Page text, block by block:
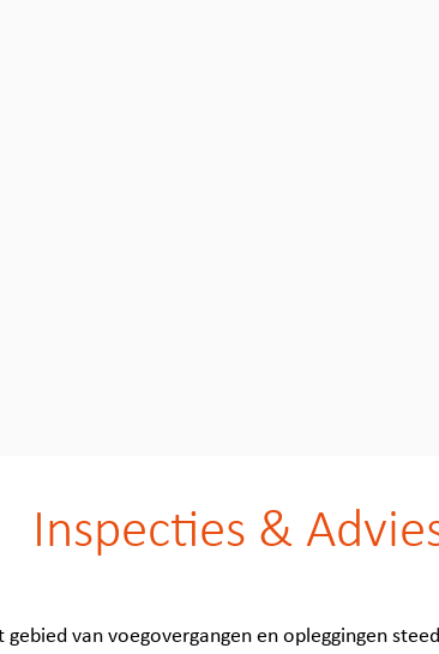
Inspecties &
van voegovergangen en opleggingen